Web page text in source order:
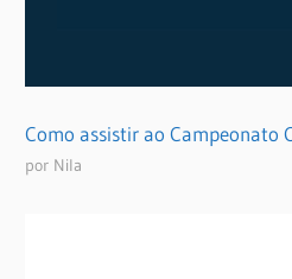
Como assistir ao Campeonato
por Nila